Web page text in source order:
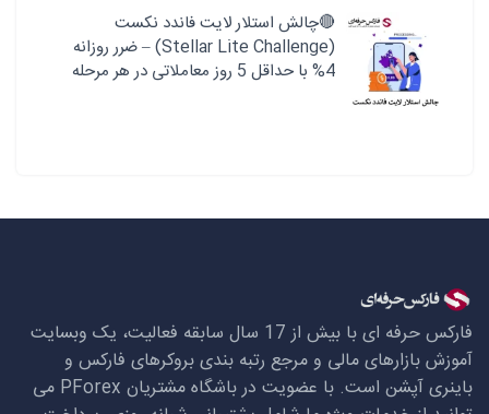
🔴چالش استلار لایت فاندد نکست
(Stellar Lite Challenge) – ضرر روزانه
4% با حداقل 5 روز معاملاتی در هر مرحله
فارکس حرفه ای با بیش از 17 سال سابقه فعالیت، یک وبسایت
آموزش بازارهای مالی و مرجع رتبه بندی بروکرهای فارکس و
باینری آپشن است. با عضویت در باشگاه مشتریان PForex می